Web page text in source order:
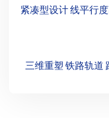
紧凑型设计 线平行
三维重塑 铁路轨道